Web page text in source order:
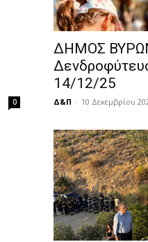
0
ΔΗΜΟΣ
14/12/25
Δ&Π - 10 Δεκεμβρίου